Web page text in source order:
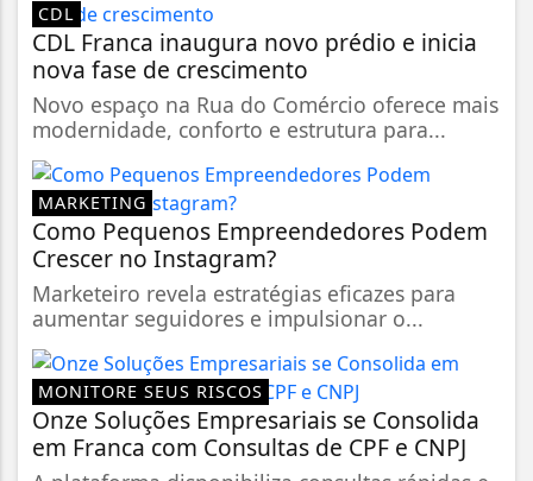
CDL
CDL Franca inaugura novo prédio e inicia
nova fase de crescimento
Novo espaço na Rua do Comércio oferece mais
modernidade, conforto e estrutura para...
MARKETING
Como Pequenos Empreendedores Podem
Crescer no Instagram?
Marketeiro revela estratégias eficazes para
aumentar seguidores e impulsionar o...
MONITORE SEUS RISCOS
Onze Soluções Empresariais se Consolida
em Franca com Consultas de CPF e CNPJ